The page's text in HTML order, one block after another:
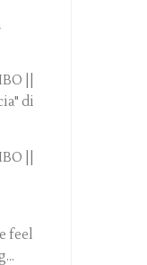
||
di
||
feel